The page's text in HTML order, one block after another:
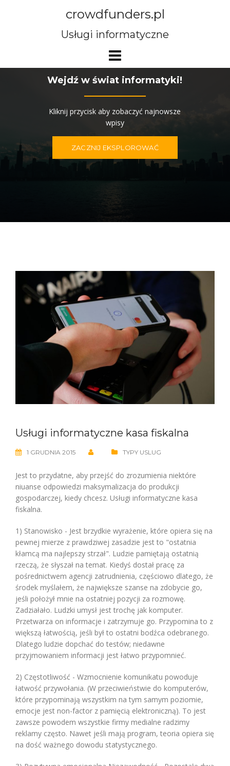
crowdfunders.pl
Usługi informatyczne
Wejdź w świat informatyki!
Kliknij przycisk aby zobaczyć najnowsze
wpisy
ZACZNIJ EKSPLOROWAĆ
Usługi informatyczne kasa fiskalna
1 GRUDNIA 2015 TYPY USLUG
Jest to przydatne, aby przejść do zrozumienia niektóre
niuanse odpowiedzi maksymalizacja do produkcji
gospodarczej, kiedy chcesz. Usługi informatyczne kasa
fiskalna.
1) Stanowisko - Jest brzydkie wyrażenie, które opiera się na
pewnej mierze z prawdziwej zasadzie jest to "ostatnia
kłamcą ma najlepszy strzał". Ludzie pamiętają ostatnią
rzeczą, że słyszał na temat. Kiedyś dostał pracę za
pośrednictwem agencji zatrudnienia, częściowo dlatego, że
środek myślałem, że największe szanse na zdobycie go,
jeśli położył mnie na ostatniej pozycji za rozmowę.
Zadziałało. Ludzki umysł jest trochę jak komputer.
Przetwarza on informacje i zatrzymuje go. Przypomina to z
większą łatwością, jeśli był to ostatni bodźca odebranego.
Dlatego ludzie dopchać do testów; niedawne
przyjmowaniem informacji jest łatwo przypomnieć.
2) Częstotliwość - Wzmocnienie komunikatu powoduje
łatwość przywołania. (W przeciwieństwie do komputerów,
które przypominają wszystkim na tym samym poziomie,
emocje jest non-factor z pamięcią elektroniczną). To jest
zawsze powodem wszystkie firmy medialne radzimy
reklamy często. Nawet jeśli mają program, teoria opiera się
na dość ważnego dowodu statystycznego.